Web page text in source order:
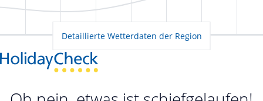
Detaillierte Wetterdaten der Region